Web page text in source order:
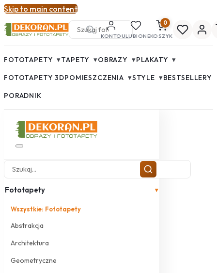
Skip to main content
KONTOULUBIONE
0
KOSZYK
FOTOTAPETY ▾TAPETY ▾OBRAZY ▾PLAKATY ▾
FOTOTAPETY 3DPOMIESZCZENIA ▾STYLE ▾BESTSELLERY
PORADNIK
Fototapety ▾
Wszystkie: Fototapety
Abstrakcja
Architektura
Geometryczne